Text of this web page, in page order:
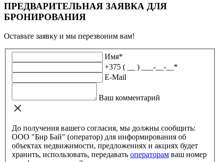
ПРЕДВАРИТЕЛЬНАЯ ЗАЯВКА ДЛЯ
БРОНИРОВАНИЯ
Оставьте заявку и мы перезвоним вам!
Имя*
+375 ( __ ) ___-__-__ *
E-Mail
Ваш комментарий
До получения вашего согласия, мы должны сообщить:
ООО "Бир Бай" (оператор) для информирования об
объектах недвижимости, предложениях и акциях будет
хранить, использовать, передавать операторам